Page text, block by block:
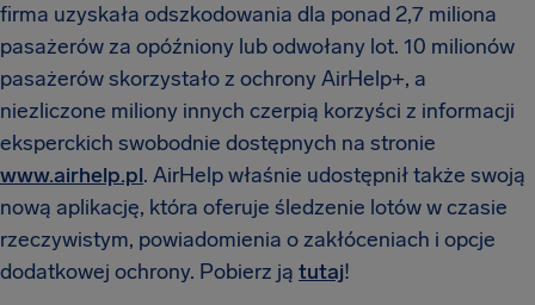
firma uzyskała odszkodowania dla ponad 2,7 miliona
pasażerów za opóźniony lub odwołany lot. 10 milionów
pasażerów skorzystało z ochrony AirHelp+, a
niezliczone miliony innych czerpią korzyści z informacji
eksperckich swobodnie dostępnych na stronie
www.airhelp.pl. AirHelp właśnie udostępnił także swoją
nową aplikację, która oferuje śledzenie lotów w czasie
rzeczywistym, powiadomienia o zakłóceniach i opcje
dodatkowej ochrony. Pobierz ją tutaj!